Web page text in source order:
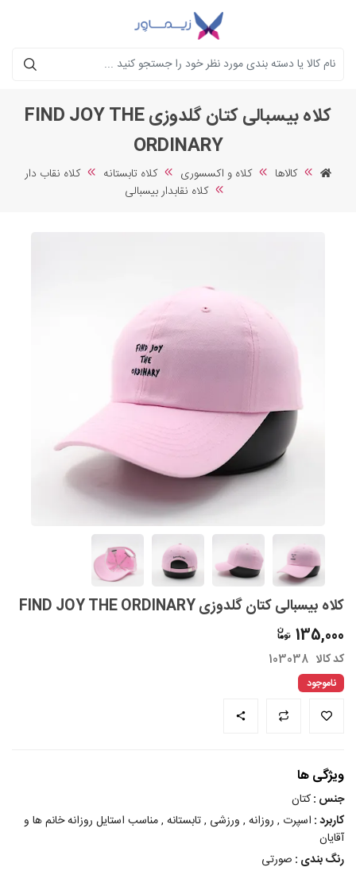
جستجو
کلاه بیسبالی کتان گلدوزی FIND JOY THE
ORDINARY
کالاها کلاه و اکسسوری کلاه تابستانه
کلاه نقاب دار
کلاه نقابدار بیسبالی
کلاه بیسبالی کتان گلدوزی FIND JOY THE ORDINARY
135,000
کد کالا 103038
ناموجود
ویژگی ها
جنس :کتان
کاربرد : اسپرت , روزانه , ورزشی , تابستانه , مناسب استایل روزانه خانم ها و
آقایان
رنگ بندی : صورتی